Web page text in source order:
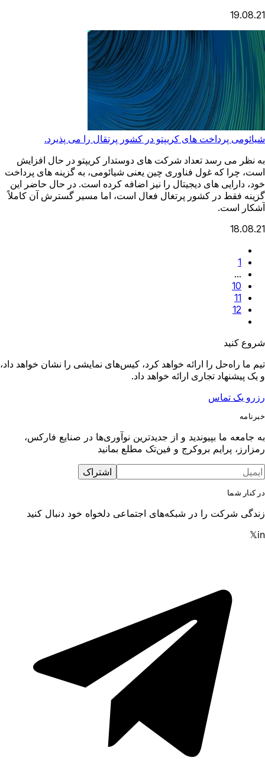
19.08.21
شیائومی پرداخت های کریپتو در کشور پرتقال را می پذیرد.
به نظر می رسد تعداد شرکت های دوستدار کریپتو در حال افزایش
است، چرا که غول فناوری چین یعنی شیائومی، به گزینه های پرداخت
خود، دارایی های دیجیتال را نیز اضافه کرده است. در حال حاضر این
گزینه فقط در کشور پرتغال فعال است، اما مسیر گسترش آن کاملاً
آشکار است.
18.08.21
1
...
10
11
12
شروع کنید
تیم ما راه‌حل را ارائه خواهد کرد، کیس‌های نمایشی را نشان خواهد داد،
و یک پیشنهاد تجاری ارائه خواهد داد.
رزرو یک تماس
خبرنامه
به جامعه ما بپیوندید و از جدیدترین نوآوری‌ها در صنایع فارکس،
رمزارز، پرایم بروکرج و فین‌تک مطلع بمانید
اشتراک
در کنار شما
زندگی شرکت را در شبکه‌های اجتماعی دلخواه خود دنبال کنید
𝕏in